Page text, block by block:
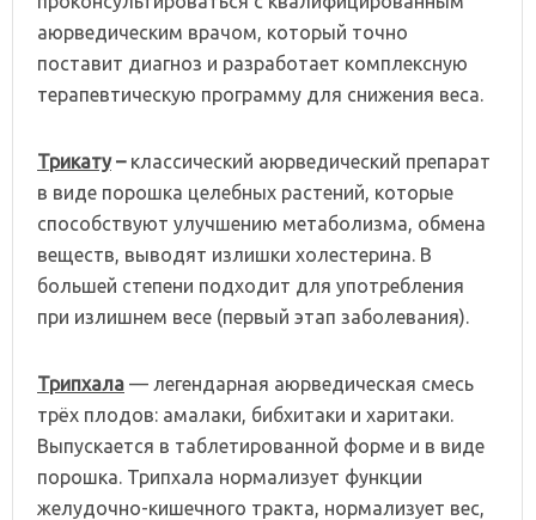
аюрведическим врачом, который точно
поставит диагноз и разработает комплексную
терапевтическую программу для снижения веса.
Трикату– классический аюрведический препарат
в виде порошка целебных растений, которые
способствуют улучшению метаболизма, обмена
веществ, выводят излишки холестерина. В
большей степени подходит для употребления
при излишнем весе (первый этап заболевания).
Трипхала — легендарная аюрведическая смесь
трёх плодов: амалаки, бибхитаки и харитаки.
Выпускается в таблетированной форме и в виде
порошка. Трипхала нормализует функции
желудочно-кишечного тракта, нормализует вес,